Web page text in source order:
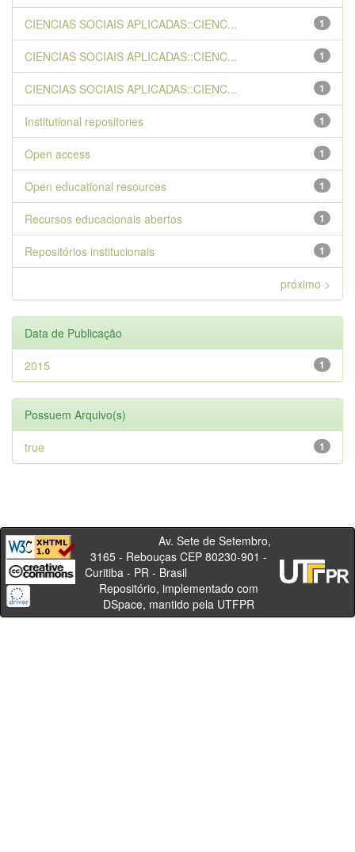
1
CIENCIAS SOCIAIS APLICADAS::CIENC...
1
CIENCIAS SOCIAIS APLICADAS::CIENC...
1
CIENCIAS SOCIAIS APLICADAS::CIENC...
1
Institutional repositories
1
Open access
1
Open educational resources
1
Recursos educacionais abertos
1
Repositórios institucionais
próximo >
Data de Publicação
1
2015
Possuem Arquivo(s)
1
true
Av. Sete de Setembro,
3165 - Rebouças CEP 80230-901 -
Curitiba - PR - Brasil
Repositório, implementado com
DSpace, mantido pela UTFPR